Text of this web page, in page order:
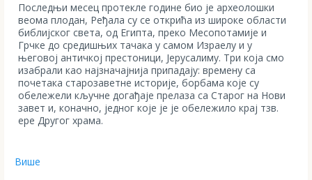
Последњи месец протекле године био је археолошки
веома плодан, Ређала су се открића из широке области
библијског света, од Египта, преко Месопотамије и
Грчке до средишњих тачака у самом Израелу и у
његовој античкој престоници, Јерусалиму. Три која смо
изабрали као најзначајнија припадају: времену са
почетака старозаветне историје, борбама које су
обележели кључне догађаје прелаза са Старог на Нови
завет и, коначно, једног које је је обележило крај тзв.
ере Другог храма.
Више